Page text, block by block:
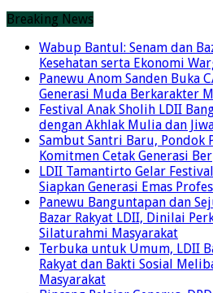
Breaking News
Wabup Bantul: Senam dan
Kesehatan serta Ekonomi
Panewu Anom Sanden Buka
Generasi Muda Berkarakter
Festival Anak Sholih LDII
dengan Akhlak Mulia dan
Sambut Santri Baru, Pondok
Komitmen Cetak Generasi
LDII Tamantirto Gelar
Siapkan Generasi Emas
Panewu Banguntapan dan
Bazar Rakyat LDII, Dinilai
Silaturahmi Masyarakat
Terbuka untuk Umum, LDII
Rakyat dan Bakti Sosial
Masyarakat